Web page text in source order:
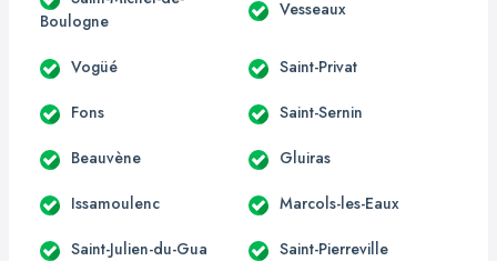
Boulogne
Vesseaux
Vogüé Saint-Privat
Fons Saint-Sernin
Beauvène Gluiras
Issamoulenc Marcols-les-Eaux
Saint-Julien-du-Gua Saint-Pierreville